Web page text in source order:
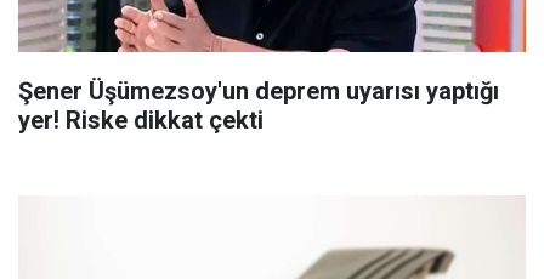
Şener Üşümezsoy'un deprem uyarısı yaptığı
yer! Riske dikkat çekti